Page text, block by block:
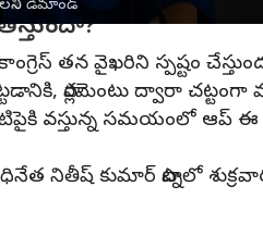
డిమాండ్
తన వైఖరిని స్పష్టం
పార్లమెంటు ద్వారా
వస్తున్న సమయంలో ఆప్
నితీష్ కుమార్ పాట్నలో